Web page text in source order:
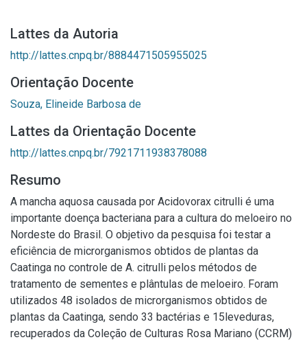
Lattes da Autoria
http://lattes.cnpq.br/8884471505955025
Orientação Docente
Souza, Elineide Barbosa de
Lattes da Orientação Docente
http://lattes.cnpq.br/7921711938378088
Resumo
A mancha aquosa causada por Acidovorax citrulli é uma
importante doença bacteriana para a cultura do meloeiro no
Nordeste do Brasil. O objetivo da pesquisa foi testar a
eficiência de microrganismos obtidos de plantas da
Caatinga no controle de A. citrulli pelos métodos de
tratamento de sementes e plântulas de meloeiro. Foram
utilizados 48 isolados de microrganismos obtidos de
plantas da Caatinga, sendo 33 bactérias e 15leveduras,
recuperados da Coleção de Culturas Rosa Mariano (CCRM)